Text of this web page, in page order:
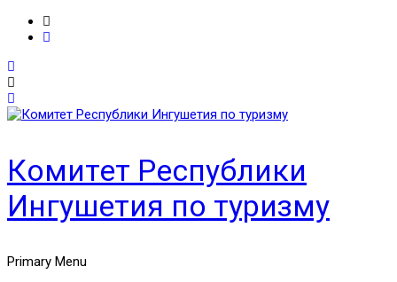
Комитет Республики
Ингушетия по туризму
Primary Menu